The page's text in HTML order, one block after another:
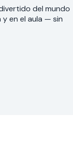
del mundo
en el aula — sin